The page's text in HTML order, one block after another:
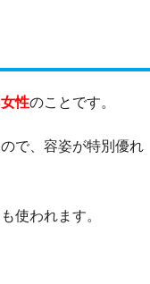
性のことです。
で、容姿が特別優れ
使われます。